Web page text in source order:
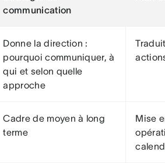
communication
Donne la direction :
pourquoi communiquer, à
qui et selon quelle
approche
Cadre de moyen à long
terme
Mise